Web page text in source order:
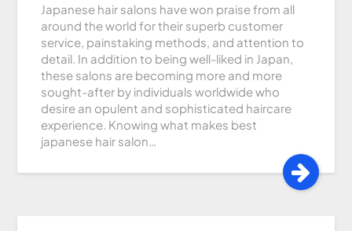
Japanese hair salons have won praise from all
around the world for their superb customer
service, painstaking methods, and attention to
detail. In addition to being well-liked in Japan,
these salons are becoming more and more
sought-after by individuals worldwide who
desire an opulent and sophisticated haircare
experience. Knowing what makes best
japanese hair salon…